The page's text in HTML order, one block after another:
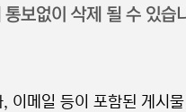
보없이 삭제 될 수 있습
이메일 등이 포함된 게시물